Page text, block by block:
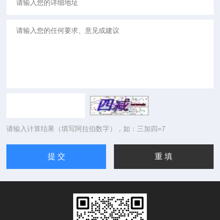
请输入计算结果（填写阿拉伯数字），如：三加四=7